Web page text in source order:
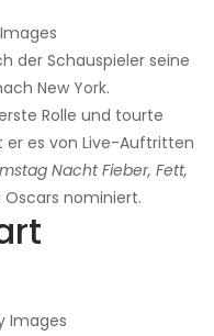
der Schauspieler seine
New York.
Rolle und tourte
er es von Live-Auftritten
Nacht Fieber, Fett,
Oscars nominiert.
Images